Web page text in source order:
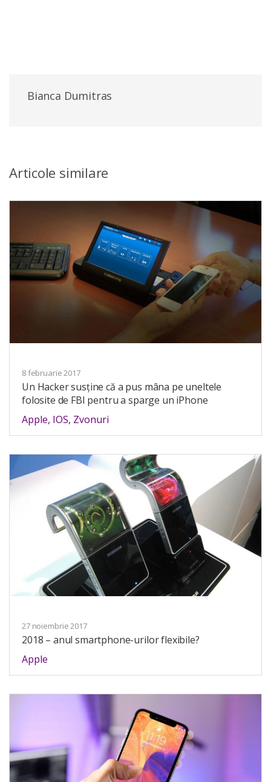
Bianca Dumitras
Articole similare
8 februarie 2017
Un Hacker susține că a pus mâna pe uneltele
folosite de FBI pentru a sparge un iPhone
Apple, IOS, Zvonuri
27 noiembrie 2017
2018 – anul smartphone-urilor flexibile?
Apple